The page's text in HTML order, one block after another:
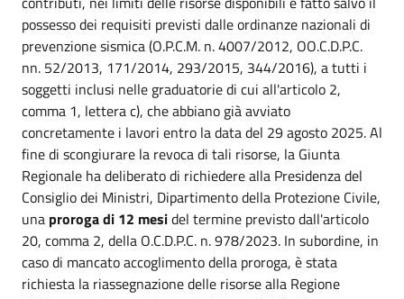
possesso dei requisiti previsti dalle ordinanze nazionali di
prevenzione sismica (O.P.C.M. n. 4007/2012, OO.C.D.P.C.
nn. 52/2013, 171/2014, 293/2015, 344/2016), a tutti i
soggetti inclusi nelle graduatorie di cui all'articolo 2,
comma 1, lettera c), che abbiano già avviato
concretamente i lavori entro la data del 29 agosto 2025. Al
fine di scongiurare la revoca di tali risorse, la Giunta
Regionale ha deliberato di richiedere alla Presidenza del
Consiglio dei Ministri, Dipartimento della Protezione Civile,
una proroga di 12 mesidel termine previsto dall'articolo
20, comma 2, della O.C.D.P.C. n. 978/2023. In subordine, in
caso di mancato accoglimento della proroga, è stata
richiesta la riassegnazione delle risorse alla Regione